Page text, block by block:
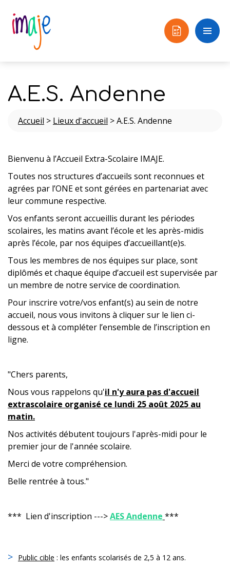
A.E.S. Andenne
Accueil > Lieux d'accueil >A.E.S. Andenne
Bienvenu à l’Accueil Extra-Scolaire IMAJE.
Toutes nos structures d’accueils sont reconnues et
agrées par l’ONE et sont gérées en partenariat avec
leur commune respective.
Vos enfants seront accueillis durant les périodes
scolaires, les matins avant l’école et les après-midis
après l’école, par nos équipes d’accueillant(e)s.
Tous les membres de nos équipes sur place, sont
diplômés et chaque équipe d’accueil est supervisée par
un membre de notre service de coordination.
Pour inscrire votre/vos enfant(s) au sein de notre
accueil, nous vous invitons à cliquer sur le lien ci-
dessous et à compléter l’ensemble de l’inscription en
ligne.
"Chers parents,
Nous vous rappelons qu'il n'y aura pas d'accueil
extrascolaire organisé ce lundi 25 août 2025 au
matin.
Nos activités débutent toujours l'après-midi pour le
premier jour de l'année scolaire.
Merci de votre compréhension.
Belle rentrée à tous."
*** Lien d'inscription --->AES Andenne ***
Public cible : les enfants scolarisés de 2,5 à 12 ans.